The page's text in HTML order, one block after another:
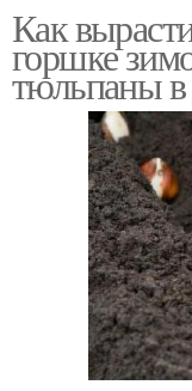
Как
горшке
тюльпаны